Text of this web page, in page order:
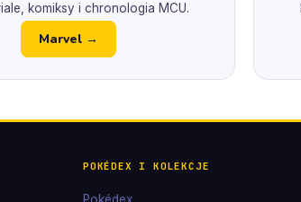
komiksy i chronologia MCU.
Marvel →
POKÉDEX I KOLEKCJE